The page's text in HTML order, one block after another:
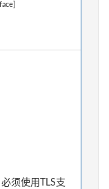
须使用TLS支